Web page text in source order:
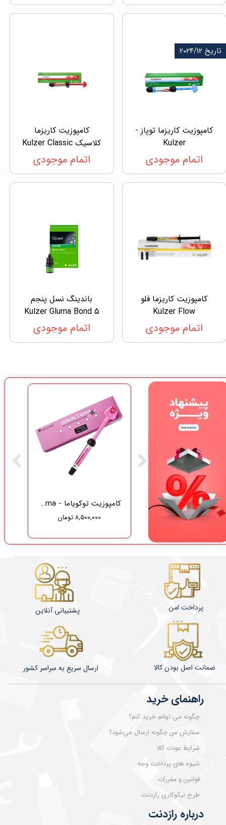
کامپوزیت کاریزما توپاز -
Kulzer
اتمام موجودی
تاریخ 2024/12
کامپوزیت کاریزما
کلاسیک Kulzer Classic
اتمام موجودی
کامپوزیت کاریزما فلو
Kulzer Flow
اتمام موجودی
باندینگ نسل پنجم
Kulzer Gluma Bond 5
اتمام موجودی
کامپوزیت توکویاما - Tokuyama
۸,۵۰۰,۰۰۰ تومان
گاز دندانپزشکی نفیس طب سلامت
۳۷۵,۰۰۰ تومان
درباره رازدنت
راهنمای خرید
چگونه می توانم خرید کنم؟
سفارش من چگونه ارسال می‌شود؟
شرایط عودت کالا
شیوه های پرداخت وجه
قوانین و مقررات
طرح نیکوکاری رازدنت
​​​​ارسال سریع به سراسر کشور ضمانت اصل بودن کالا
پشتیبانی آنلاین پرداخت امن